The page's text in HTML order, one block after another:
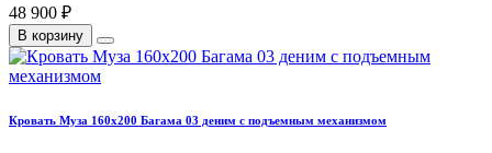
48 900 ₽
В корзину
Кровать Муза 160х200 Багама 03 деним с подъемным механизмом